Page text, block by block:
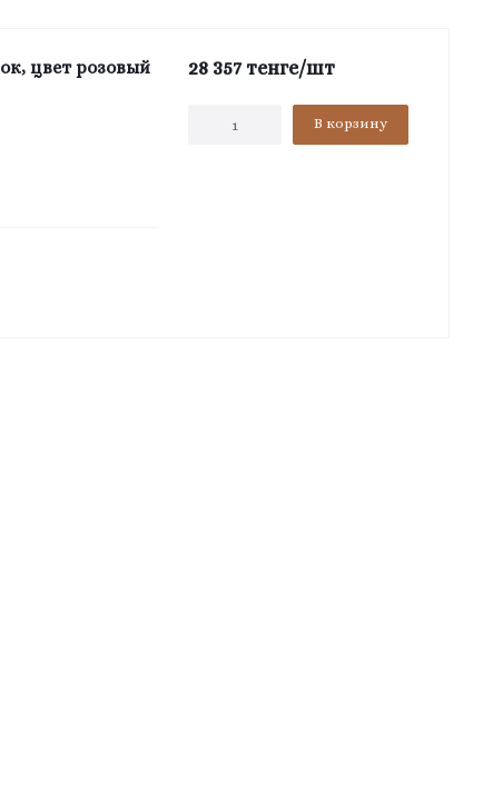
цвет розовый
28 357тенге/шт
В корзину